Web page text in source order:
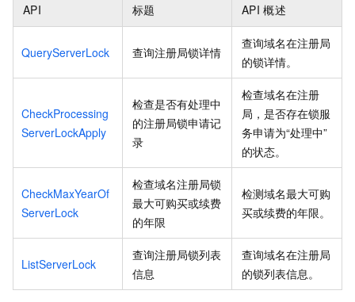
API 标题 API 概述
QueryServerLock 查询注册局锁详情
查询域名在注册局
的锁详情。
CheckProcessing
ServerLockApply
检查是否有处理中
的注册局锁申请记
录
检查域名在注册
局，是否存在锁服
务申请为“处理中”
的状态。
CheckMaxYearOf
ServerLock
检查域名注册局锁
最大可购买或续费
的年限
检测域名最大可购
买或续费的年限。
ListServerLock
查询注册局锁列表
信息
查询域名在注册局
的锁列表信息。